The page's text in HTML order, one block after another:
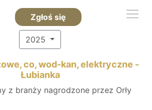
Zgłoś się
2025
co, wod-kan, elektryczne -
Łubianka
z branży nagrodzone przez Orły